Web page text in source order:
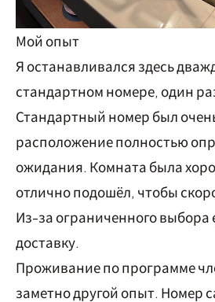
Мой опыт
Я останавливался здесь
стандартном номере, один
Стандартный номер был
расположение полностью
ожидания. Комната была
отлично подошёл, чтобы
Из-за ограниченного
доставку.
Проживание по программе
заметно другой опыт. Номер